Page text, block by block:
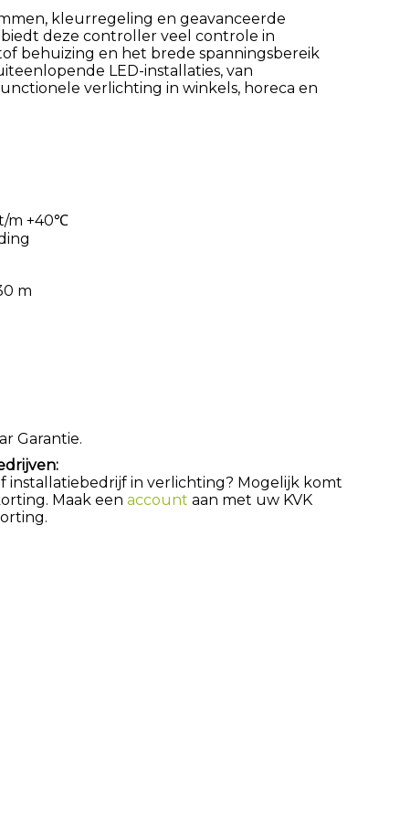
kleurregeling en geavanceerde
deze controller veel controle in
behuizing en het brede spanningsbereik
LED-installaties, van
verlichting in winkels, horeca en
m +40℃
m
Garantie.
installatiebedrijf in verlichting? Mogelijk komt
Maak een account aan met uw KVK